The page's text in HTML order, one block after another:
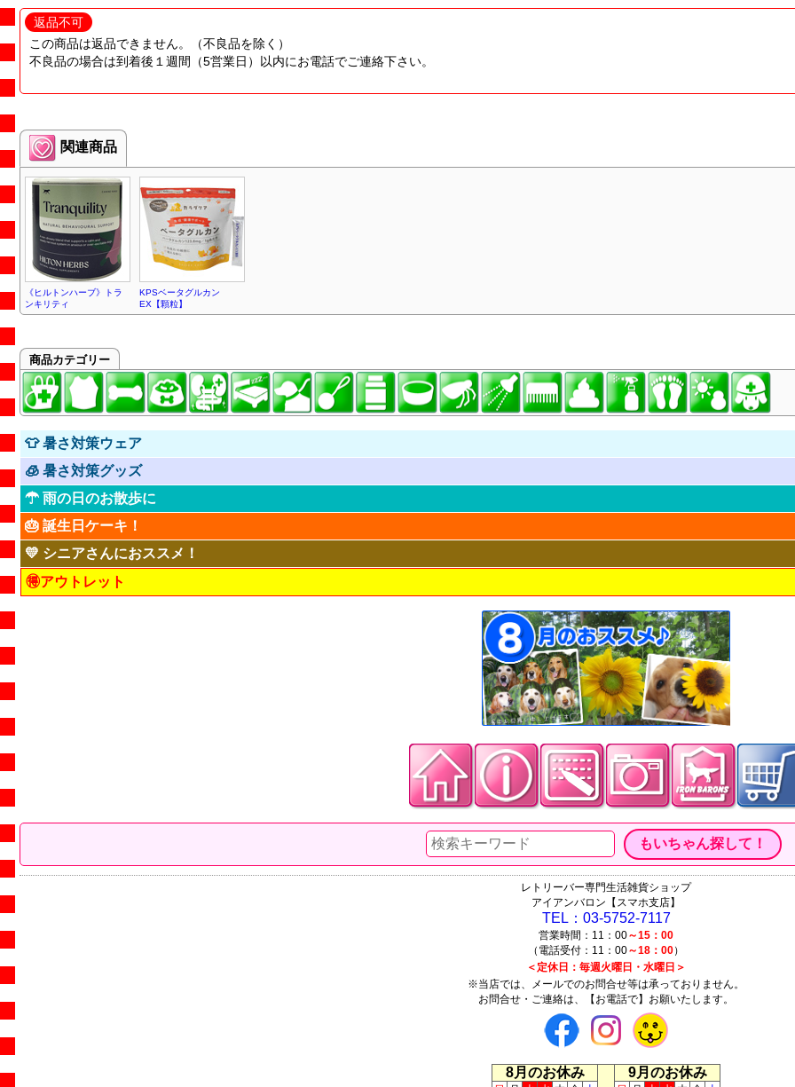
返品不可
この商品は返品できません。（不良品を除く）
不良品の場合は到着後１週間（5営業日）以内にお電話でご連絡下さい。
関連商品
《ヒルトンハーブ》トラ
ンキリティ
KPSベータグルカン
EX【顆粒】
商品カテゴリー
👕 暑さ対策ウェア
🧊 暑さ対策グッズ
☂ 雨の日のお散歩に
🎂 誕生日ケーキ！
💛 シニアさんにおススメ！
🉐アウトレット
レトリーバー専門生活雑貨ショップ
アイアンバロン【スマホ支店】
TEL：03-5752-7117
営業時間：11：00～15：00
（電話受付：11：00～18：00）
＜定休日：毎週火曜日・水曜日＞
※当店では、メールでのお問合せ等は承っておりません。
お問合せ・ご連絡は、【お電話で】お願いたします。
8月のお休み 9月のお休み